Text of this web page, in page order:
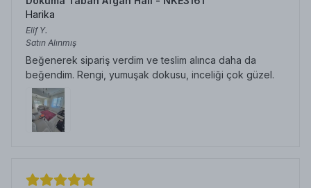
Harika
Elif Y.
Satın Alınmış
Beğenerek sipariş verdim ve teslim alınca daha da
beğendim. Rengi, yumuşak dokusu, inceliği çok güzel.